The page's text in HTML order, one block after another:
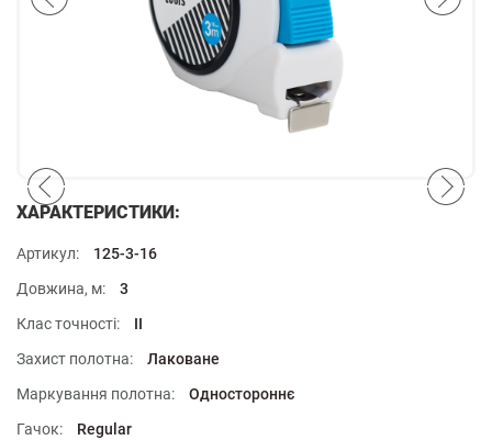
ХАРАКТЕРИСТИКИ:
Артикул:
125-3-16
Довжина, м:
3
Клас точності:
II
Захист полотна:
Лаковане
Маркування полотна:
Одностороннє
Гачок:
Regular